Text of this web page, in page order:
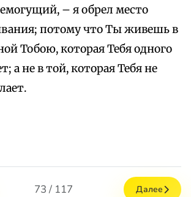
– я обрел место
потому что Ты живешь в
Тобою, которая Тебя одного
а не в той, которая Тебя не
73 / 117 Далее